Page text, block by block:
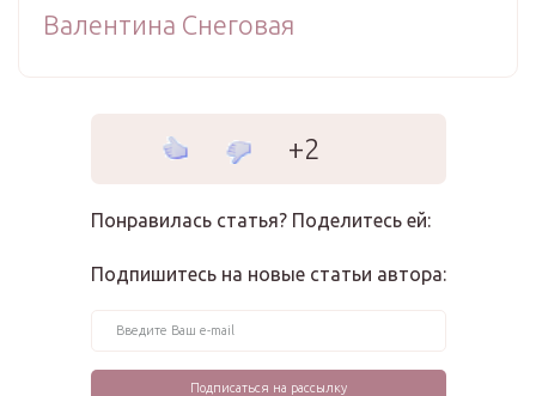
Валентина Снеговая
+2
Понравилась статья? Поделитесь ей:
Подпишитесь на новые статьи автора: